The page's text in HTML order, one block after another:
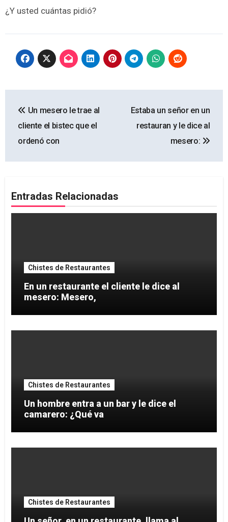
¿Y usted cuántas pidió?
de
entradas
Un mesero le trae al
cliente el bistec que el
ordenó con
Estaba un señor en un
restauran y le dice al
mesero:
Entradas Relacionadas
Chistes de Restaurantes
En un restaurante el cliente le dice al
mesero: Mesero,
Chistes de Restaurantes
Un hombre entra a un bar y le dice el
camarero: ¿Qué va
Chistes de Restaurantes